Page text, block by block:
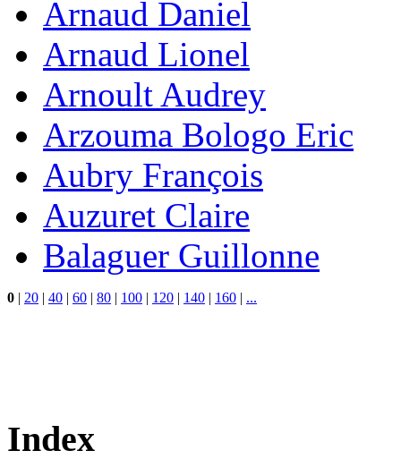
Arnaud Daniel
Arnaud Lionel
Arnoult Audrey
Arzouma Bologo Eric
Aubry François
Auzuret Claire
Balaguer Guillonne
0 | 20 | 40 | 60 | 80 | 100 | 120 | 140 | 160 | ...
Index